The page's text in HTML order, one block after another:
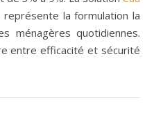
représente la formulation la
ménagères quotidiennes.
entre efficacité et sécurité